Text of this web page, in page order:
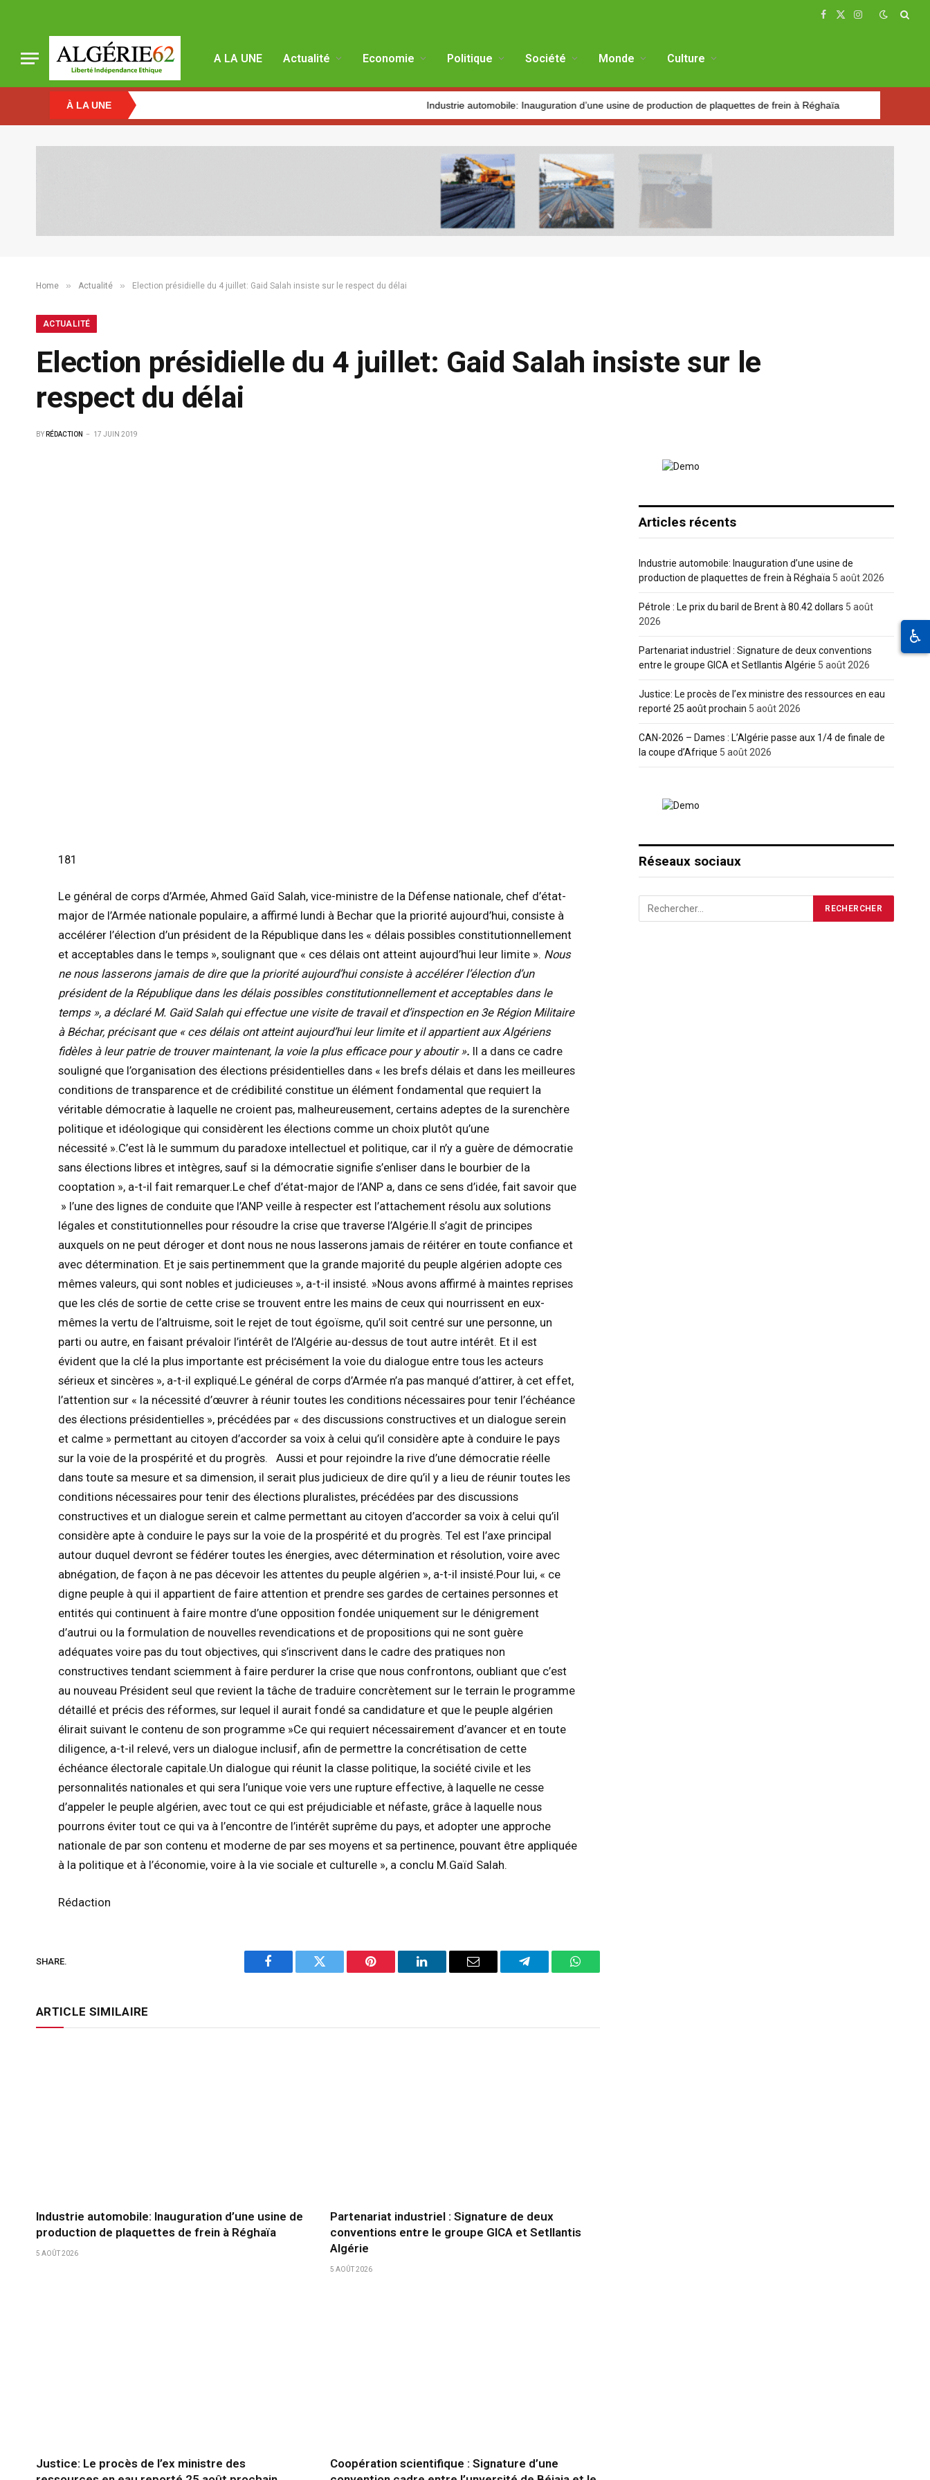
Facebook
X
Instagram
A LA UNE Actualité Economie Politique Société Monde Culture
À LA UNE Industrie automobile: Inauguration d’une usine de production de plaquettes de frein à Réghaïa Pétrole : Le prix du baril
Home » Actualité » Election présidielle du 4 juillet: Gaid Salah insiste sur le respect du délai
ACTUALITÉ
Election présidielle du 4 juillet: Gaid Salah insiste sur le
respect du délai
BY RÉDACTION 17 JUIN 2019
181
Le général de corps d’Armée, Ahmed Gaïd Salah, vice-ministre de la Défense nationale, chef d’état-
major de l’Armée nationale populaire, a affirmé lundi à Bechar que la priorité aujourd’hui, consiste à
accélérer l’élection d’un président de la République dans les « délais possibles constitutionnellement
et acceptables dans le temps », soulignant que « ces délais ont atteint aujourd’hui leur limite ». Nous
ne nous lasserons jamais de dire que la priorité aujourd’hui consiste à accélérer l’élection d’un
président de la République dans les délais possibles constitutionnellement et acceptables dans le
temps », a déclaré M. Gaïd Salah qui effectue une visite de travail et d’inspection en 3e Région Militaire
à Béchar, précisant que « ces délais ont atteint aujourd’hui leur limite et il appartient aux Algériens
fidèles à leur patrie de trouver maintenant, la voie la plus efficace pour y aboutir ». Il a dans ce cadre
souligné que l’organisation des élections présidentielles dans « les brefs délais et dans les meilleures
conditions de transparence et de crédibilité constitue un élément fondamental que requiert la
véritable démocratie à laquelle ne croient pas, malheureusement, certains adeptes de la surenchère
politique et idéologique qui considèrent les élections comme un choix plutôt qu’une
nécessité ».C’est là le summum du paradoxe intellectuel et politique, car il n’y a guère de démocratie
sans élections libres et intègres, sauf si la démocratie signifie s’enliser dans le bourbier de la
cooptation », a-t-il fait remarquer.Le chef d’état-major de l’ANP a, dans ce sens d’idée, fait savoir que
» l’une des lignes de conduite que l’ANP veille à respecter est l’attachement résolu aux solutions
légales et constitutionnelles pour résoudre la crise que traverse l’Algérie.Il s’agit de principes
auxquels on ne peut déroger et dont nous ne nous lasserons jamais de réitérer en toute confiance et
avec détermination. Et je sais pertinemment que la grande majorité du peuple algérien adopte ces
mêmes valeurs, qui sont nobles et judicieuses », a-t-il insisté. »Nous avons affirmé à maintes reprises
que les clés de sortie de cette crise se trouvent entre les mains de ceux qui nourrissent en eux-
mêmes la vertu de l’altruisme, soit le rejet de tout égoïsme, qu’il soit centré sur une personne, un
parti ou autre, en faisant prévaloir l’intérêt de l’Algérie au-dessus de tout autre intérêt. Et il est
évident que la clé la plus importante est précisément la voie du dialogue entre tous les acteurs
sérieux et sincères », a-t-il expliqué.Le général de corps d’Armée n’a pas manqué d’attirer, à cet effet,
l’attention sur « la nécessité d’œuvrer à réunir toutes les conditions nécessaires pour tenir l’échéance
des élections présidentielles », précédées par « des discussions constructives et un dialogue serein
et calme » permettant au citoyen d’accorder sa voix à celui qu’il considère apte à conduire le pays
sur la voie de la prospérité et du progrès. Aussi et pour rejoindre la rive d’une démocratie réelle
dans toute sa mesure et sa dimension, il serait plus judicieux de dire qu’il y a lieu de réunir toutes les
conditions nécessaires pour tenir des élections pluralistes, précédées par des discussions
constructives et un dialogue serein et calme permettant au citoyen d’accorder sa voix à celui qu’il
considère apte à conduire le pays sur la voie de la prospérité et du progrès. Tel est l’axe principal
autour duquel devront se fédérer toutes les énergies, avec détermination et résolution, voire avec
abnégation, de façon à ne pas décevoir les attentes du peuple algérien », a-t-il insisté.Pour lui, « ce
digne peuple à qui il appartient de faire attention et prendre ses gardes de certaines personnes et
entités qui continuent à faire montre d’une opposition fondée uniquement sur le dénigrement
d’autrui ou la formulation de nouvelles revendications et de propositions qui ne sont guère
adéquates voire pas du tout objectives, qui s’inscrivent dans le cadre des pratiques non
constructives tendant sciemment à faire perdurer la crise que nous confrontons, oubliant que c’est
au nouveau Président seul que revient la tâche de traduire concrètement sur le terrain le programme
détaillé et précis des réformes, sur lequel il aurait fondé sa candidature et que le peuple algérien
élirait suivant le contenu de son programme »Ce qui requiert nécessairement d’avancer et en toute
diligence, a-t-il relevé, vers un dialogue inclusif, afin de permettre la concrétisation de cette
échéance électorale capitale.Un dialogue qui réunit la classe politique, la société civile et les
personnalités nationales et qui sera l’unique voie vers une rupture effective, à laquelle ne cesse
d’appeler le peuple algérien, avec tout ce qui est préjudiciable et néfaste, grâce à laquelle nous
pourrons éviter tout ce qui va à l’encontre de l’intérêt suprême du pays, et adopter une approche
nationale de par son contenu et moderne de par ses moyens et sa pertinence, pouvant être appliquée
à la politique et à l’économie, voire à la vie sociale et culturelle », a conclu M.Gaïd Salah.
Rédaction
SHARE.
Facebook Twitter Pinterest LinkedIn Email Telegram WhatsApp
ARTICLE SIMILAIRE
Industrie automobile: Inauguration d’une usine de
production de plaquettes de frein à Réghaïa
5 AOÛT 2026
Partenariat industriel : Signature de deux
conventions entre le groupe GICA et Setllantis
Algérie
5 AOÛT 2026
Justice: Le procès de l’ex ministre des
Coopération scientifique : Signature d’une
Articles récents
Industrie automobile: Inauguration d’une usine de
production de plaquettes de frein à Réghaïa 5 août 2026
Pétrole : Le prix du baril de Brent à 80.42 dollars 5 août
2026
Partenariat industriel : Signature de deux conventions
entre le groupe GICA et Setllantis Algérie 5 août 2026
Justice: Le procès de l’ex ministre des ressources en eau
reporté 25 août prochain 5 août 2026
CAN-2026 – Dames : L’Algérie passe aux 1/4 de finale de
la coupe d’Afrique 5 août 2026
Réseaux sociaux
♿